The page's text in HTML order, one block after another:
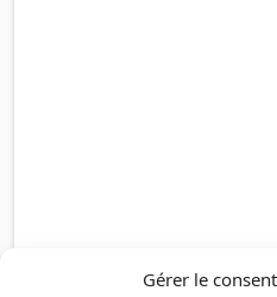
Gérer le